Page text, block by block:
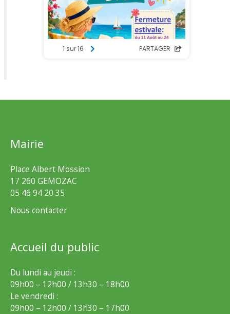
Mairie
Place Albert Mossion
17 260 GEMOZAC
05 46 94 20 35
Nous contacter
Accueil du public
Du lundi au jeudi :
09h00 – 12h00 / 13h30 – 18h00
Le vendredi :
09h00 – 12h00 / 13h30 – 17h00